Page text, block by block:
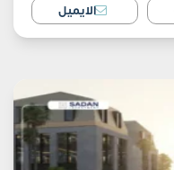
الايميل